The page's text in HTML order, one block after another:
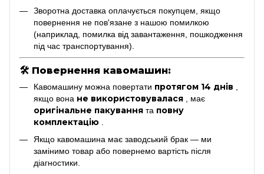
Зворотна доставка оплачується покупцем, якщо
повернення не пов'язане з нашою помилкою
(наприклад, помилка від завантаження, пошкодження
під час транспортування).
🛠 Повернення кавомашин:
Кавомашину можна повертати протягом 14 днів ,
якщо вона не використовувалася , має
оригінальне пакування та повну
комплектацію .
Якщо кавомашина має заводський брак — ми
замінимо товар або повернемо вартість після
діагностики.